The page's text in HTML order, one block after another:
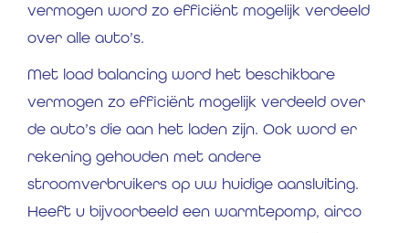
vermogen word zo efficiënt mogelijk verdeeld
over alle auto’s.
Met load balancing word het beschikbare
vermogen zo efficiënt mogelijk verdeeld over
de auto’s die aan het laden zijn. Ook word er
rekening gehouden met andere
stroomverbruikers op uw huidige aansluiting.
Heeft u bijvoorbeeld een warmtepomp, airco